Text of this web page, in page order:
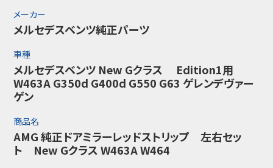
メーカー
メルセデスベンツ純正パーツ
車種
メルセデスベンツ New Gクラス Edition1用
W463A G350d G400d G550 G63 ゲレンデヴァー
ゲン
商品名
AMG 純正ドアミラーレッドストリップ 左右セッ
ト New Gクラス W463A W464